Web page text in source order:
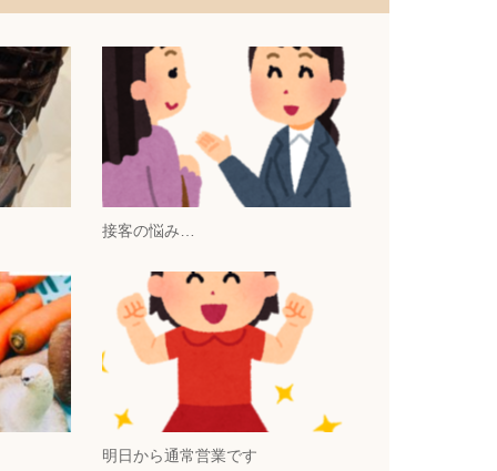
接客の悩み…
明日から通常営業です